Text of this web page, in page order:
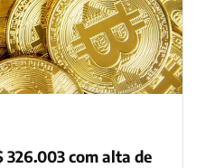
326.003 com alta de